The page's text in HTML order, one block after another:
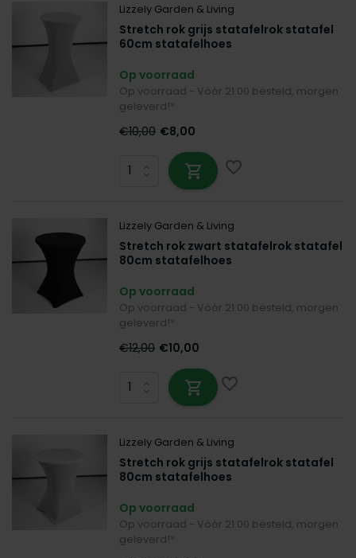
Lizzely Garden & Living
Stretch rok grijs statafelrok statafel
60cm statafelhoes
Op voorraad
Op voorraad - Vóór 21:00 besteld, morgen
geleverd!*
€10,00 €8,00
Lizzely Garden & Living
Stretch rok zwart statafelrok statafel
80cm statafelhoes
Op voorraad
Op voorraad - Vóór 21:00 besteld, morgen
geleverd!*
€12,00 €10,00
Lizzely Garden & Living
Stretch rok grijs statafelrok statafel
80cm statafelhoes
Op voorraad
Op voorraad - Vóór 21:00 besteld, morgen
geleverd!*